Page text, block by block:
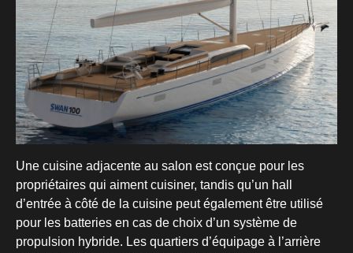
Une cuisine adjacente au salon est conçue pour les
propriétaires qui aiment cuisiner, tandis qu’un hall
d’entrée à côté de la cuisine peut également être utilisé
pour les batteries en cas de choix d’un système de
propulsion hybride. Les quartiers d’équipage à l’arrière